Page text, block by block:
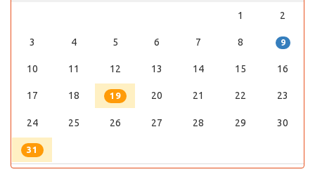
1
2
3 4 5 6 7 8 9
10 11 12 13 14 15 16
17 18 19 20 21 22 23
24 25 26 27 28 29 30
31